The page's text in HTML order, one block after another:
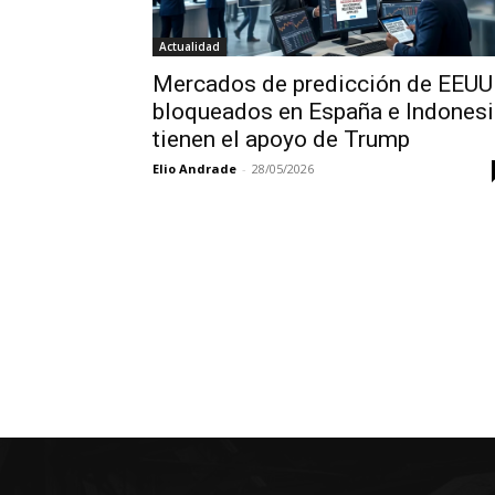
Actualidad
Mercados de predicción de EEUU
bloqueados en España e
tienen el apoyo de Trump
Elio Andrade - 28/05/2026